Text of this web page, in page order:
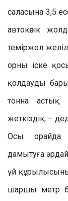
саласына 3,5
автокөлік
теміржол
орны іске
қолдауды
тонна астық
жеткіздік, –
Осы орайда
дамытуға
үй
шаршы метр